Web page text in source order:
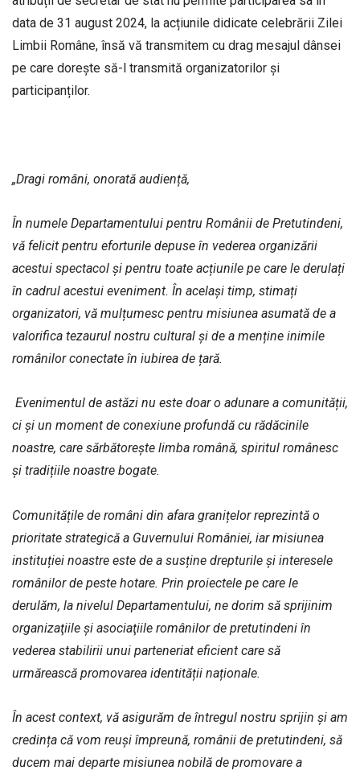
data de 31 august 2024, la acțiunile didicate celebrării Zilei
Limbii Române, însă vă transmitem cu drag mesajul dânsei
pe care dorește să-l transmită organizatorilor și
participanților.
„Dragi români, onorată audiență,
În numele Departamentului pentru Românii de Pretutindeni,
vă felicit pentru eforturile depuse în vederea organizării
acestui spectacol și pentru toate acțiunile pe care le derulați
în cadrul acestui eveniment. În același timp, stimați
organizatori, vă mulțumesc pentru misiunea asumată de a
valorifica tezaurul nostru cultural și de a menține inimile
românilor conectate în iubirea de țară.
Evenimentul de astăzi nu este doar o adunare a comunității,
ci și un moment de conexiune profundă cu rădăcinile
noastre, care sărbătorește limba română, spiritul românesc
și tradițiile noastre bogate.
Comunitățile de români din afara granițelor reprezintă o
prioritate strategică a Guvernului României, iar misiunea
instituției noastre este de a susține drepturile și interesele
românilor de peste hotare. Prin proiectele pe care le
derulăm, la nivelul Departamentului, ne dorim să sprijinim
organizaţiile şi asociaţiile românilor de pretutindeni în
vederea stabilirii unui parteneriat eficient care să
urmărească promovarea identității naționale.
În acest context, vă asigurăm de întregul nostru sprijin și am
credința că vom reuși împreună, românii de pretutindeni, să
ducem mai departe misiunea nobilă de promovare a